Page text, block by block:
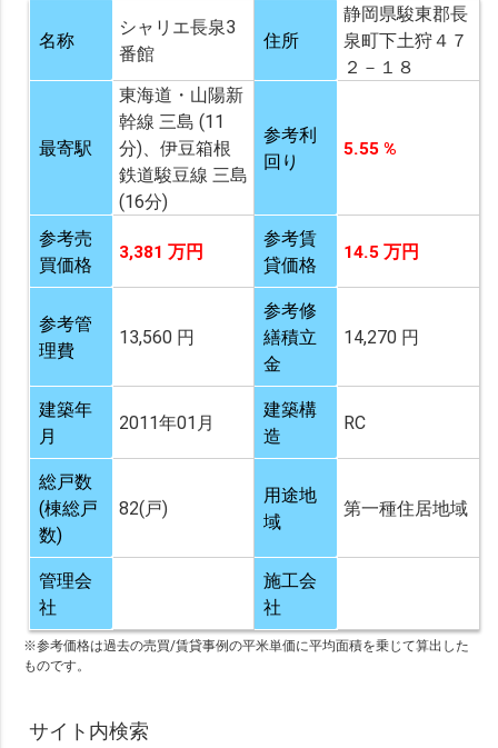
名称
シャリエ長泉3
番館
住所
静岡県駿東郡長
泉町下土狩４７
２－１８
最寄駅
東海道・山陽新
幹線 三島 (11
分)、伊豆箱根
鉄道駿豆線 三島
(16分)
参考利
回り
5.55 %
参考売
買価格
3,381 万円
参考賃
貸価格
14.5 万円
参考管
理費
13,560 円
参考修
繕積立
金
14,270 円
建築年
月
2011年01月
建築構
造
RC
総戸数
(棟総戸
数)
82(戸)
用途地
域
第一種住居地域
管理会
社
施工会
社
※参考価格は過去の売買/賃貸事例の平米単価に平均面積を乗じて算出した
ものです。
サイト内検索